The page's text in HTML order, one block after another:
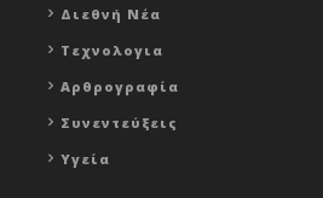
Διεθνή Νέα
Τεχνολογια
Αρθρογραφία
Συνεντεύξεις
Υγεία